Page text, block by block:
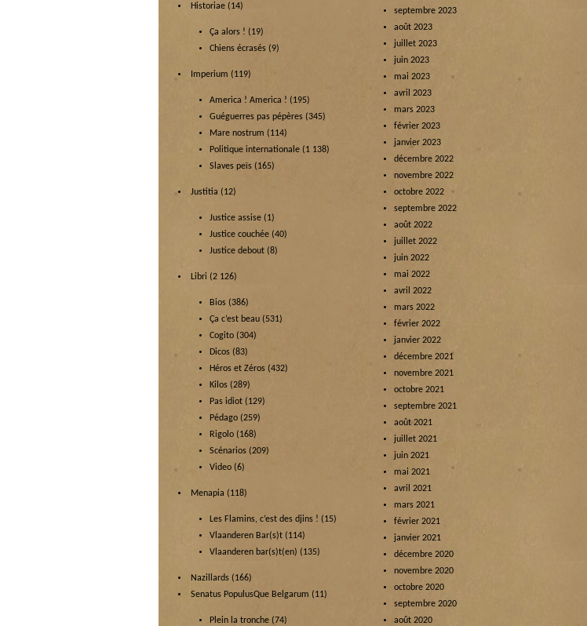
Historiae (14)
Ça alors ! (19)
Chiens écrasés (9)
Imperium (119)
America ! America ! (195)
Guéguerres pas pépères (345)
Mare nostrum (114)
Politique internationale (1 138)
Slaves peïs (165)
Justitia (12)
Justice assise (1)
Justice couchée (40)
Justice debout (8)
Libri (2 126)
Bios (386)
Ça c’est beau (531)
Cogito (304)
Dicos (83)
Héros et Zéros (432)
Kilos (289)
Pas idiot (129)
Pédago (259)
Rigolo (168)
Scénarios (209)
Video (6)
Menapia (118)
Les Flamins, c’est des djins ! (15)
Vlaanderen Bar(s)t (114)
Vlaanderen bar(s)t(en) (135)
Nazillards (166)
Senatus PopulusQue Belgarum (11)
Plein la tronche (74)
septembre 2023
août 2023
juillet 2023
juin 2023
mai 2023
avril 2023
mars 2023
février 2023
janvier 2023
décembre 2022
novembre 2022
octobre 2022
septembre 2022
août 2022
juillet 2022
juin 2022
mai 2022
avril 2022
mars 2022
février 2022
janvier 2022
décembre 2021
novembre 2021
octobre 2021
septembre 2021
août 2021
juillet 2021
juin 2021
mai 2021
avril 2021
mars 2021
février 2021
janvier 2021
décembre 2020
novembre 2020
octobre 2020
septembre 2020
août 2020